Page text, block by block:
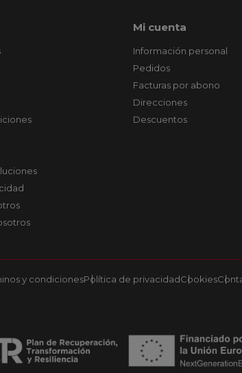
Mi cuenta
Información personal
Pedidos
Facturas por abono
Direcciones
Descuentos
y condicionesPolítica de privacidadCookies